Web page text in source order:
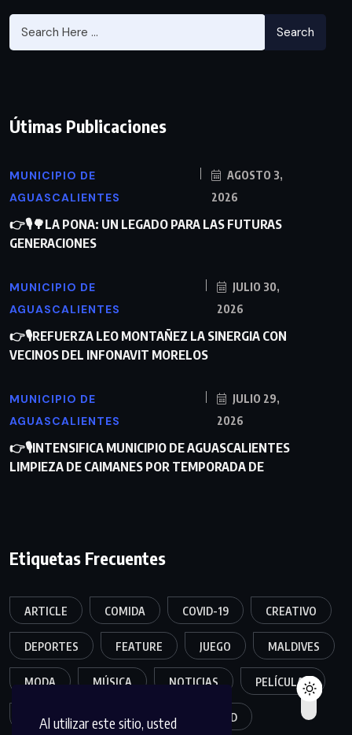
Al utilizar este sitio, usted
Search
Útimas Publicaciones
MUNICIPIO DE
AGUASCALIENTES
AGOSTO 3,
2026
👉🎙🌳LA PONA: UN LEGADO PARA LAS FUTURAS
GENERACIONES
MUNICIPIO DE
AGUASCALIENTES
JULIO 30,
2026
👉🎙REFUERZA LEO MONTAÑEZ LA SINERGIA CON
VECINOS DEL INFONAVIT MORELOS
MUNICIPIO DE
AGUASCALIENTES
JULIO 29,
2026
👉🎙INTENSIFICA MUNICIPIO DE AGUASCALIENTES
LIMPIEZA DE CAIMANES POR TEMPORADA DE
Etiquetas Frecuentes
ARTICLE COMIDA COVID-19 CREATIVO
DEPORTES FEATURE JUEGO MALDIVES
MODA MÚSICA NOTICIAS PELÍCULAS
POPULER SALUD SEGURIDAD